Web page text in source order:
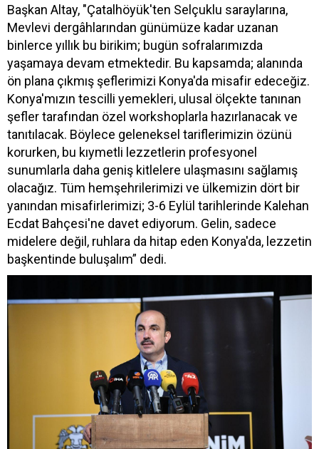
Başkan Altay, "Çatalhöyük'ten Selçuklu saraylarına,
Mevlevi dergâhlarından günümüze kadar uzanan
binlerce yıllık bu birikim; bugün sofralarımızda
yaşamaya devam etmektedir. Bu kapsamda; alanında
ön plana çıkmış şeflerimizi Konya'da misafir edeceğiz.
Konya'mızın tescilli yemekleri, ulusal ölçekte tanınan
şefler tarafından özel workshoplarla hazırlanacak ve
tanıtılacak. Böylece geleneksel tariflerimizin özünü
korurken, bu kıymetli lezzetlerin profesyonel
sunumlarla daha geniş kitlelere ulaşmasını sağlamış
olacağız. Tüm hemşehrilerimizi ve ülkemizin dört bir
yanından misafirlerimizi; 3-6 Eylül tarihlerinde Kalehan
Ecdat Bahçesi'ne davet ediyorum. Gelin, sadece
midelere değil, ruhlara da hitap eden Konya'da, lezzetin
başkentinde buluşalım” dedi.